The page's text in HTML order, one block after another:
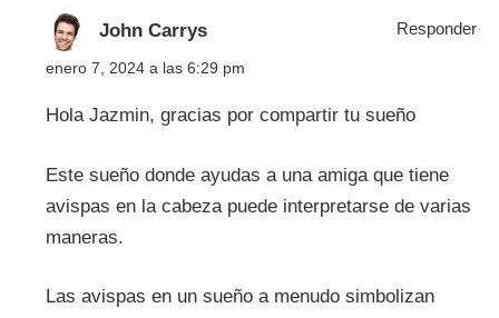
John Carrys
enero 7, 2024 a las 6:29 pm
Hola Jazmin, gracias por compartir tu sueño
Este sueño donde ayudas a una amiga que tiene
avispas en la cabeza puede interpretarse de varias
maneras.
Las avispas en un sueño a menudo simbolizan
Responder